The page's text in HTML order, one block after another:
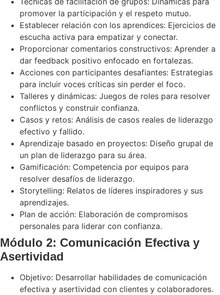
promover la participación y el respeto mutuo.
Establecer relación con los aprendices: Ejercicios de
escucha activa para empatizar y conectar.
Proporcionar comentarios constructivos: Aprender a
dar feedback positivo enfocado en fortalezas.
Acciones con participantes desafiantes: Estrategias
para incluir voces críticas sin perder el foco.
Talleres y dinámicas: Juegos de roles para resolver
conflictos y construir confianza.
Casos y retos: Análisis de casos reales de liderazgo
efectivo y fallido.
Aprendizaje basado en proyectos: Diseño grupal de
un plan de liderazgo para su área.
Gamificación: Competencia por equipos para
resolver desafíos de liderazgo.
Storytelling: Relatos de líderes inspiradores y sus
aprendizajes.
Plan de acción: Elaboración de compromisos
personales para liderar con confianza.
Módulo 2: Comunicación Efectiva y
Asertividad
Objetivo: Desarrollar habilidades de comunicación
efectiva y asertividad con clientes y colaboradores.